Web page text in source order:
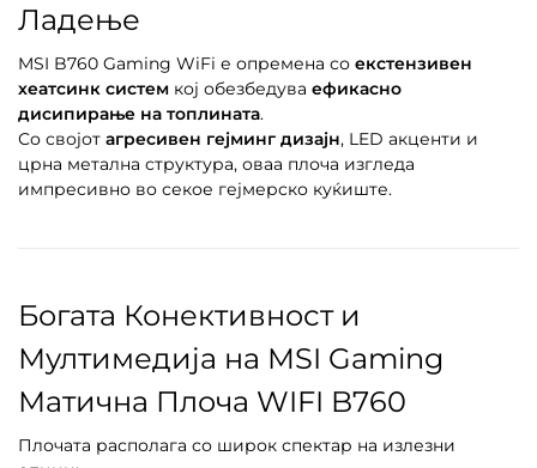
Ладење
MSI B760 Gaming WiFi е опремена со екстензивен
хеатсинк систем кој обезбедува ефикасно
дисипирање на топлината.
Со својот агресивен гејминг дизајн, LED акценти и
црна метална структура, оваа плоча изгледа
импресивно во секое гејмерско куќиште.
Богата Конективност и
Мултимедија на MSI Gaming
Матична Плоча WIFI B760
Плочата располага со широк спектар на излезни